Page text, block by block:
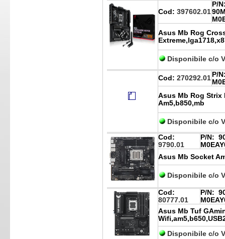
Cod: 397602.01
P/
Asus Mb Rog
Disponibile c/o
Cod: 270292.01 P/
Asus Mb Rog Strix
Am5,b850,mb
Disponibile c/o
Cod:
9790.01
P/N:
Asus Mb Socket
Disponibile c/o
Cod:
80777.01
P/N:
Asus Mb Tuf
Disponibile c/o